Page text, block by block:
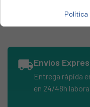
local_shippingEnvíos
Entrega rápida
en 24/48h
Política